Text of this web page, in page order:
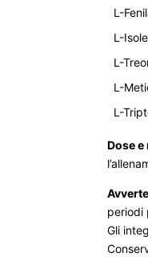
L-
L-
L-
L-
L-
Dose e
periodi
Gli